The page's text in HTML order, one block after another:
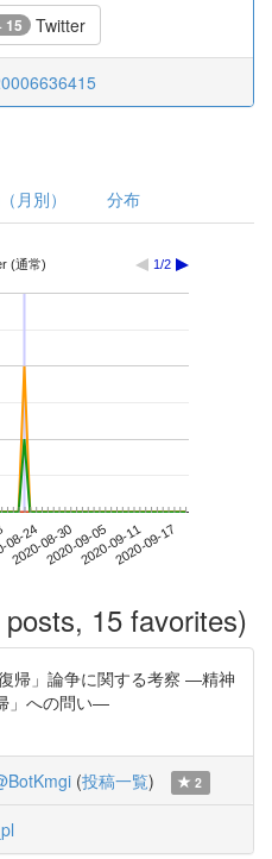
15 Twitter
月別） 分布
(通常) 1/2
24
2020-08-302020-09-052020-09-112020-09-17
15 favorites)
帰」論争に関する考察 ―精神
」への問い―
(投稿一覧) 2